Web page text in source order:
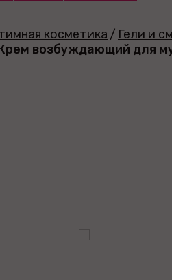
косметика / Гели и
возбуждающий для